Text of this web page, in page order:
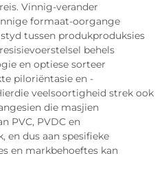
Vinnig-verander
formaat-oorgange
tussen produkproduksies
behels
en optiese sorteer
piloriëntasie en -
veelsoortigheid strek ook
die masjien
PVC, PVDC en
en dus aan spesifieke
en markbehoeftes kan